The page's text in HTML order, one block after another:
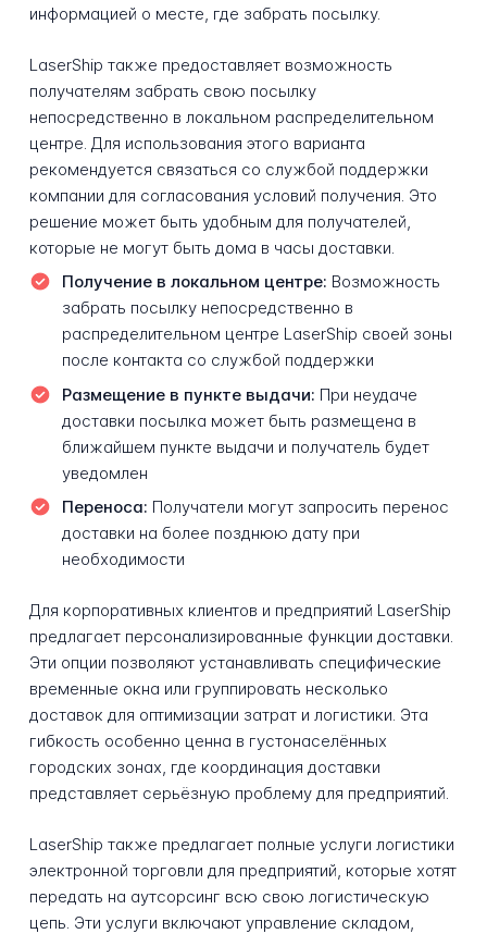
информацией о месте, где забрать посылку.
LaserShip также предоставляет возможность
получателям забрать свою посылку
непосредственно в локальном распределительном
центре. Для использования этого варианта
рекомендуется связаться со службой поддержки
компании для согласования условий получения. Это
решение может быть удобным для получателей,
которые не могут быть дома в часы доставки.
Получение в локальном центре: Возможность
забрать посылку непосредственно в
распределительном центре LaserShip своей зоны
после контакта со службой поддержки
Размещение в пункте выдачи: При неудаче
доставки посылка может быть размещена в
ближайшем пункте выдачи и получатель будет
уведомлен
Переноса: Получатели могут запросить перенос
доставки на более позднюю дату при
необходимости
Для корпоративных клиентов и предприятий LaserShip
предлагает персонализированные функции доставки.
Эти опции позволяют устанавливать специфические
временные окна или группировать несколько
доставок для оптимизации затрат и логистики. Эта
гибкость особенно ценна в густонаселённых
городских зонах, где координация доставки
представляет серьёзную проблему для предприятий.
LaserShip также предлагает полные услуги логистики
электронной торговли для предприятий, которые хотят
передать на аутсорсинг всю свою логистическую
цепь. Эти услуги включают управление складом,